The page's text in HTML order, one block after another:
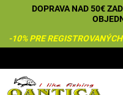
DOPRAVA NAD 50€
-10% PRE